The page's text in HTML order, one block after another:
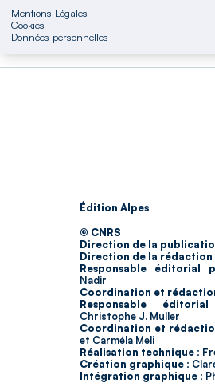
Mentions Légales
Cookies
Données personnelles
Édition Alpes
© CNRS
Direction de la
Direction de la rédaction
Responsable éditorial
Nadir
Coordination et
Responsable
Christophe J. Muller
Coordination et
et Carméla Meli
Réalisation technique :
Création graphique :
Intégration graphique :